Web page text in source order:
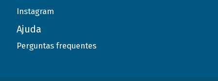
Instagram
Ajuda
Perguntas frequentes